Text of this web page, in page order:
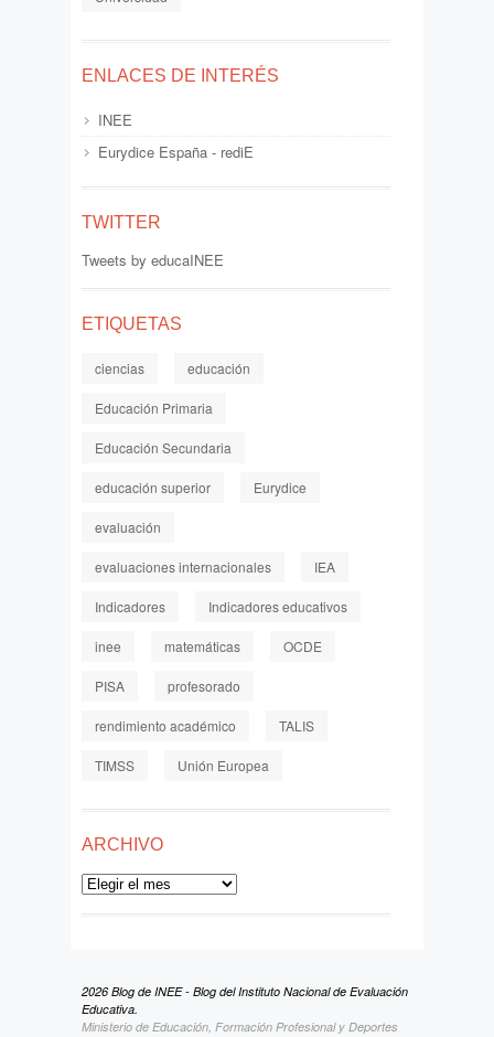
ENLACES DE INTERÉS
INEE
Eurydice España - rediE
TWITTER
Tweets by educaINEE
ETIQUETAS
ciencias educación
Educación Primaria
Educación Secundaria
educación superior Eurydice
evaluación
evaluaciones internacionales IEA
Indicadores Indicadores educativos
inee matemáticas OCDE
PISA profesorado
rendimiento académico TALIS
TIMSS Unión Europea
ARCHIVO
Archivo
2026 Blog de INEE - Blog del Instituto Nacional de Evaluación
Educativa.
Ministerio de Educación, Formación Profesional y Deportes